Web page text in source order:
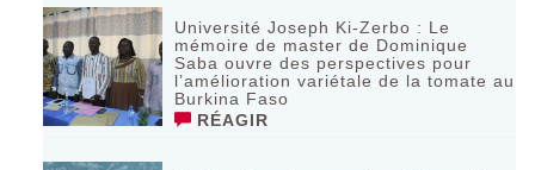
Université Joseph Ki-Zerbo : Le
mémoire de master de Dominique
Saba ouvre des perspectives pour
l’amélioration variétale de la tomate au
Burkina Faso
RÉAGIR